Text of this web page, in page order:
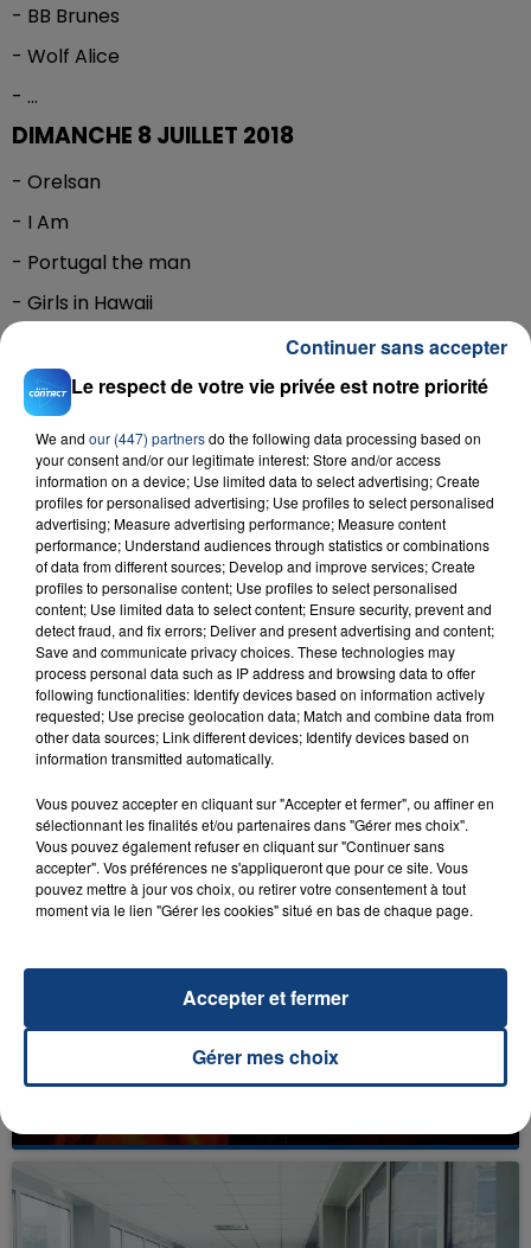
- BB Brunes
- Wolf Alice
- ...
DIMANCHE 8 JUILLET 2018
- Orelsan
- I Am
- Portugal the man
- Girls in Hawaii
- ...
Plus d'infos sur le site
Juste Un Peu
JUNGELI & EMMA
RADIO CONTACT
FIL D'ACTU
INCENDIE MORTEL À LENS : UNE FEMME ET
Un homme s'est immolé par le feu après avoir
aspergé sa compagne et leur bébé de trois mois
d'un liquide inflammable.
Le respect de votre vie privée est notre priorité
We and our (447) partnersdo the following data processing based on
your consent and/or our legitimate interest: Store and/or access
information on a device; Use limited data to select advertising; Create
profiles for personalised advertising; Use profiles to select personalised
advertising; Measure advertising performance; Measure content
performance; Understand audiences through statistics or combinations
of data from different sources; Develop and improve services; Create
profiles to personalise content; Use profiles to select personalised
content; Use limited data to select content; Ensure security, prevent and
detect fraud, and fix errors; Deliver and present advertising and content;
Save and communicate privacy choices. These technologies may
process personal data such as IP address and browsing data to offer
following functionalities: Identify devices based on information actively
requested; Use precise geolocation data; Match and combine data from
other data sources; Link different devices; Identify devices based on
information transmitted automatically.
Vous pouvez accepter en cliquant sur "Accepter et fermer", ou affiner en
sélectionnant les finalités et/ou partenaires dans "Gérer mes choix".
Vous pouvez également refuser en cliquant sur "Continuer sans
accepter". Vos préférences ne s'appliqueront que pour ce site. Vous
pouvez mettre à jour vos choix, ou retirer votre consentement à tout
moment via le lien "Gérer les cookies" situé en bas de chaque page.
Gérer mes choix
Accepter et fermer
Continuer sans accepter